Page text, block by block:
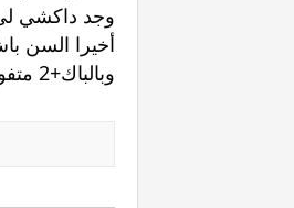
وجد داكشي لي
وبالباك+2 متفوتش 23 سنة.